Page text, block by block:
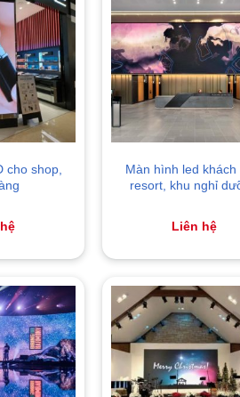
cho shop,
Màn hình led khách
resort, khu nghỉ
Liên hệ